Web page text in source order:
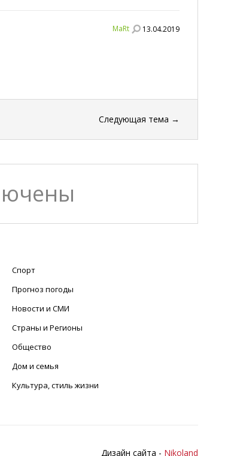
MaRt 13.04.2019
Следующая тема →
Спорт
Прогноз погоды
Новости и СМИ
Страны и Регионы
Общество
Дом и семья
Культура, стиль жизни
Дизайн сайта - Nikoland